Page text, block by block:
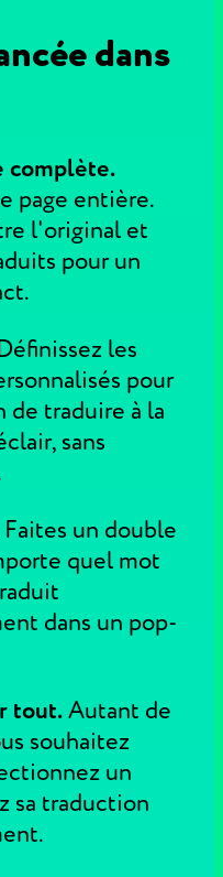
dans
complète.
page entière.
l'original et
pour un
les
pour
de traduire à la
sans
Faites un double
quel mot
dans un pop-
tout.Autant de
souhaitez
un
sa traduction